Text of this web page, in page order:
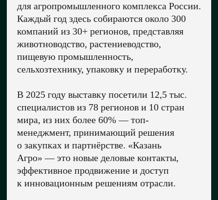
для агропромышленного комплекса России.
Каждый год здесь собираются около 300
компаний из 30+ регионов, представляя
животноводство, растениеводство,
пищевую промышленность,
сельхозтехнику, упаковку и переработку.
В 2025 году выставку посетили 12,5 тыс.
специалистов из 78 регионов и 10 стран
мира, из них более 60% — топ-
менеджмент, принимающий решения
о закупках и партнёрстве. «Казань
Агро» — это новые деловые контакты,
эффективное продвижение и доступ
к инновационным решениям отрасли.